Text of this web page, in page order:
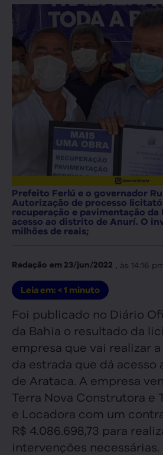
Prefeito Ferlú e o governador
Autorização de processo
recuperação e pavimentação da
acesso ao distrito de Anurí. O
milhões de reais;
Redação em 23/jun/2022 , às 14:16
Leia em: < 1 minuto
Foi publicado no Diário
da Bahia o resultado da
empresa que vai realizar
da estrada que dá
de Arataca. A empresa
Terra Nova Construtora e
e Locadora com um
R$ 4.086.698,73 para
intervenções necessárias.